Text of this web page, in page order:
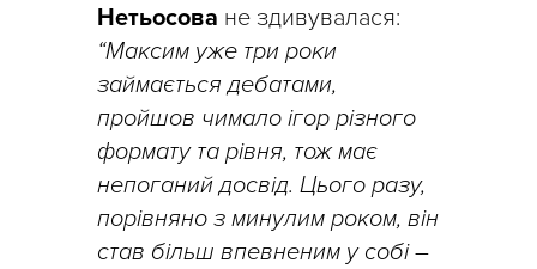
Нетьосова не здивувалася:
“Максим уже три роки
займається дебатами,
пройшов чимало ігор різного
формату та рівня, тож має
непоганий досвід. Цього разу,
порівняно з минулим роком, він
став більш впевненим у собі –